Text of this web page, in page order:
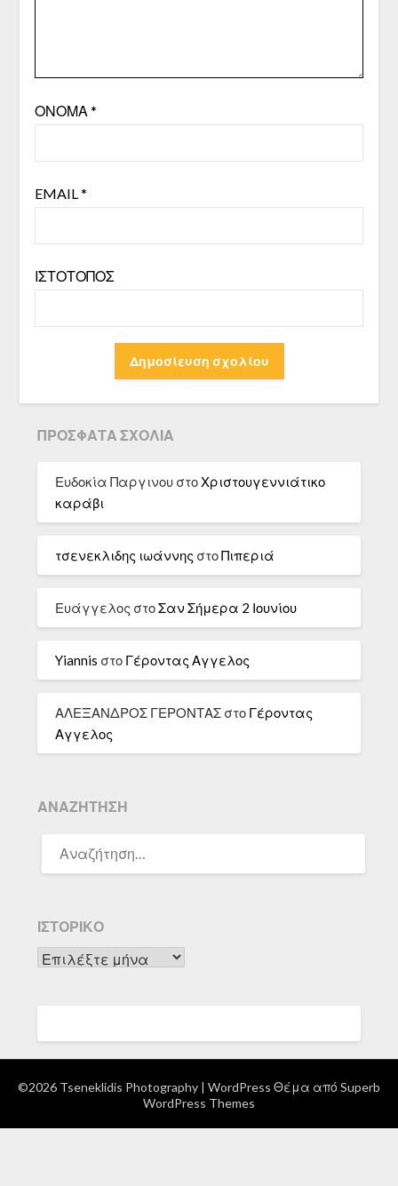
ΌΝΟΜΑ *
EMAIL*
ΙΣΤΌΤΟΠΟΣ
ΠΡΌΣΦΑΤΑ ΣΧΌΛΙΑ
Ευδοκία Παργινου στοΧριστουγεννιάτικο
καράβι
τσενεκλιδης ιωάννης στοΠιπεριά
Ευάγγελος στοΣαν Σήμερα 2 Ιουνίου
Yiannis στο Γέροντας Αγγελος
ΑΛΕΞΑΝΔΡΟΣ ΓΕΡΟΝΤΑΣ στο Γέροντας
Αγγελος
ΑΝΑΖΉΤΗΣΗ
ΓΙΑ:
ΙΣΤΟΡΙΚΌ
Ιστορικό
©2026 Tseneklidis Photography | WordPress Θέμα από Superb
WordPress Themes